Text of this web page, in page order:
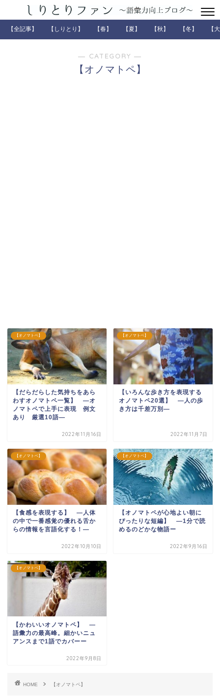
【全記事】 【しりとり】 【春】 【夏】 【秋】 【冬】 【
― CATEGORY ―
【オノマトペ】
【オノマトペ】
【だらだらした気持ちをあら
わすオノマトペ一覧】 ―オ
ノマトペで上手に表現 例文
あり 厳選10語―
2022年11月16日
【オノマトペ】
【いろんな歩き方を表現する
オノマトペ20選】 ―人の歩
き方は千差万別―
2022年11月7日
【オノマトペ】
【食感を表現する】 ―人体
の中で一番感覚の優れる舌か
らの情報を言語化する！―
2022年10月10日
【オノマトペ】
【オノマトペが心地よい朝に
ぴったりな短編】 —1分で読
めるのどかな物語ー
2022年9月16日
【オノマトペ】
【かわいいオノマトペ】 —
語彙力の最高峰。細かいニュ
アンスまで1語でカバーー
2022年9月8日
HOME 【オノマトペ】